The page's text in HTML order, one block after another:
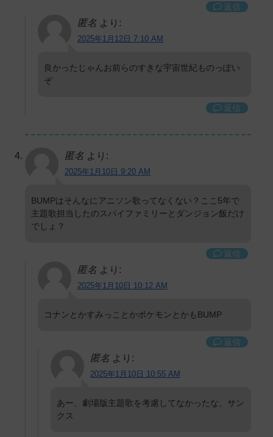
返信
匿名 より:
2025年1月12日 7:10 AM
良かったじゃんお前らのすきな宇宙世紀ものっぽい
ぞ
返信
匿名 より:
2025年1月10日 9:20 AM
BUMPはそんなにアニソン歌ってなくない？ここ5年で
主題歌担当したのスパイファミリーとダンジョン飯だけ
でしょ？
返信
匿名 より:
2025年1月10日 10:12 AM
コナンとかすみっことかポケモンとかもBUMP
返信
匿名 より:
2025年1月10日 10:55 AM
あー、劇場版主題歌を考慮してなかったな、サン
クス